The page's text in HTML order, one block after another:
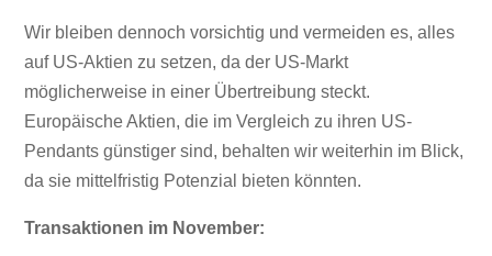
Wir bleiben dennoch vorsichtig und vermeiden es, alles
auf US-Aktien zu setzen, da der US-Markt
möglicherweise in einer Übertreibung steckt.
Europäische Aktien, die im Vergleich zu ihren US-
Pendants günstiger sind, behalten wir weiterhin im Blick,
da sie mittelfristig Potenzial bieten könnten.
Transaktionen im November: